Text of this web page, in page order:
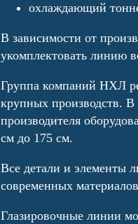
охлаждающий
В зависимости от
укомплектовать линию
Группа компаний НХЛ
крупных производств. В
производителя
см до 175 см.
Все детали и элементы
современных
Глазировочные линии